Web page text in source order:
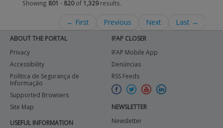
Showing 801 - 820of 1,329results.
← First Previous Next Last →
ABOUT THE PORTAL
Privacy
Accessibility
Política de Segurança de
Informação
Supported Browsers
Site Map
USEFUL INFORMATION
IFAP CLOSER
IFAP Mobile App
Denúncias
RSS Feeds
NEWSLETTER
Newsletter